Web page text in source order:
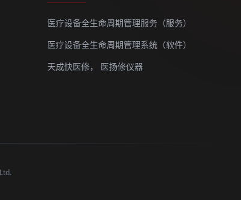
医疗设备全生命周期管理服务（服务）
医疗设备全生命周期管理系统（软件）
天成快医修，
医扬修仪器